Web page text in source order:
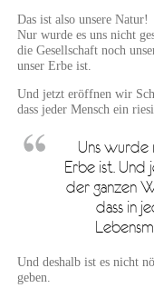
Das ist also unsere Natur!
Nur wurde es uns nicht
die Gesellschaft noch
unser Erbe ist.
Und jetzt eröffnen wir
dass jeder Mensch ein
Uns wurde
Erbe ist.
der ganzen
dass in
Und deshalb ist es nicht
geben.